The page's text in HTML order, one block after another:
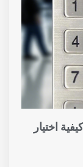
اختيار